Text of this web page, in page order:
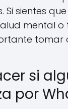
Si sientes
mental o
tomar
si
por